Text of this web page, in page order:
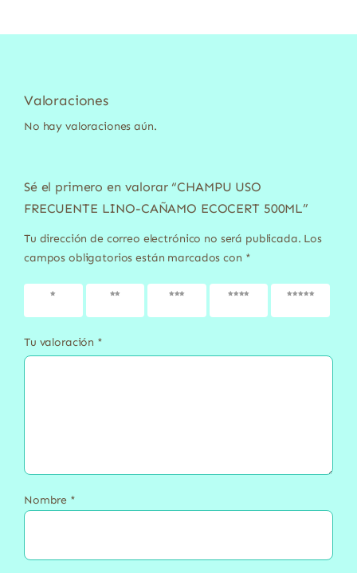
Valoraciones
No hay valoraciones aún.
Sé el primero en valorar “CHAMPU USO
FRECUENTE LINO-CAÑAMO ECOCERT 500ML”
Tu dirección de correo electrónico no será publicada. Los
campos obligatorios están marcados con *
1 de 5
2 de 5
3 de 5
4 de 5
5 de 5
Tu valoración *
Nombre *